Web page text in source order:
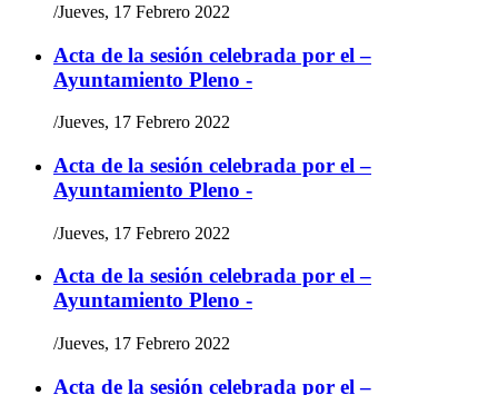
/Jueves, 17 Febrero 2022
Acta de la sesión celebrada por el –
Ayuntamiento Pleno -
/Jueves, 17 Febrero 2022
Acta de la sesión celebrada por el –
Ayuntamiento Pleno -
/Jueves, 17 Febrero 2022
Acta de la sesión celebrada por el –
Ayuntamiento Pleno -
/Jueves, 17 Febrero 2022
Acta de la sesión celebrada por el –